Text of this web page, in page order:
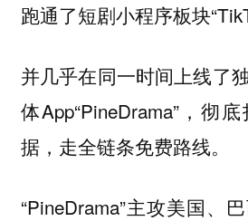
跑通了短剧小程序板块
并几乎在同一时间上线了
体App“PineDrama”，彻
据，走全链条免费路线。
“PineDrama”主攻美国、